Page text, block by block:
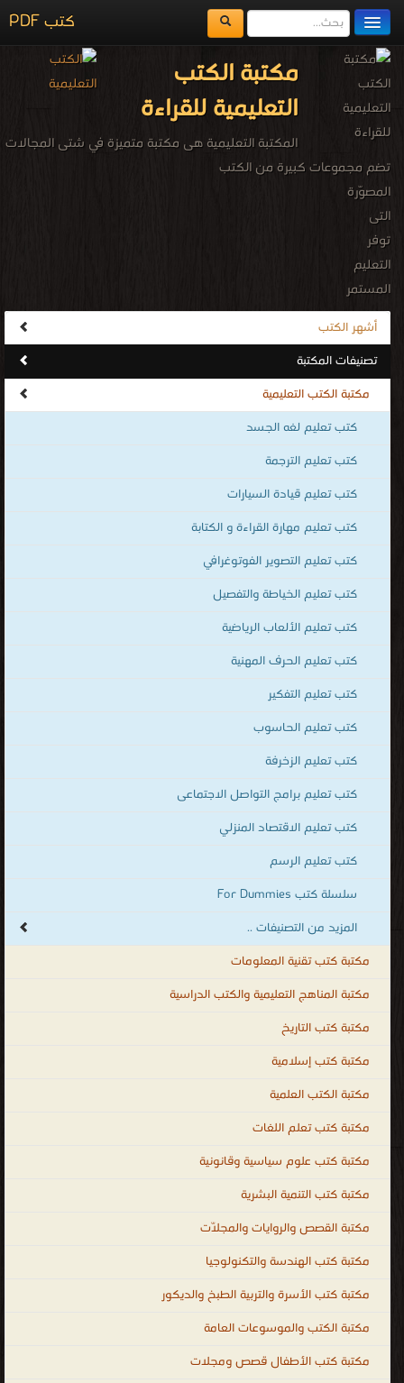
كتب PDF
مكتبة الكتب
المكتبات
يُقرأ حالياً
الفهرس
اضف كتاب
مكتبة الكتب
التعليمية للقراءة
المكتبة التعليمية هى مكتبة متميزة في شتى المجالات
تضم مجموعات كبيرة من الكتب
المصوّرة
التى
توفر
التعليم
المستمر
مدى
الحياة
في
مختلف
المجالات
للمهتمين
بالتعلم
التعليم
الأنبياء
جميعهم
السلام
للتقدم
يساعد
التعليم
الأفراد
اكتساب
والمهارات
المختلفة
تغييرًا إيجابيًا في فكرهم لحل مشاكلهم بأنفسهم، كما ينمّي لديهم حس
الإبداع، ويجعلهم يتقنون الخبرات و المهارات الحياتية والعلمية اللازمة
اليوم يشهد ثورة معرفية تتطوّر باستمرار، الأمر الذي يتطلب من الأفراد
download ، educational books for teachers ، educational books for
educational books for babies ، educational books to read ،
أشهر الكتب
تصنيفات المكتبة
مكتبة الكتب التعليمية
كتب تعليم لغه الجسد
كتب تعليم الترجمة
كتب تعليم قيادة السيارات
كتب تعليم مهارة القراءة و الكتابة
كتب تعليم التصوير الفوتوغرافي
كتب تعليم الخياطة والتفصيل
كتب تعليم الألعاب الرياضية
كتب تعليم الحرف المهنية
كتب تعليم التفكير
كتب تعليم الحاسوب
كتب تعليم الزخرفة
كتب تعليم برامج التواصل الاجتماعى
كتب تعليم الاقتصاد المنزلي
كتب تعليم الرسم
سلسلة كتب For Dummies
المزيد من التصنيفات ..
مكتبة كتب تقنية المعلومات
مكتبة المناهج التعليمية والكتب الدراسية
مكتبة كتب التاريخ
مكتبة كتب إسلامية
مكتبة الكتب العلمية
مكتبة كتب تعلم اللغات
مكتبة كتب علوم سياسية وقانونية
مكتبة كتب التنمية البشرية
مكتبة القصص والروايات والمجلّات
مكتبة كتب الهندسة والتكنولوجيا
مكتبة كتب الأسرة والتربية الطبخ والديكور
مكتبة الكتب والموسوعات العامة
مكتبة كتب الأطفال قصص ومجلات